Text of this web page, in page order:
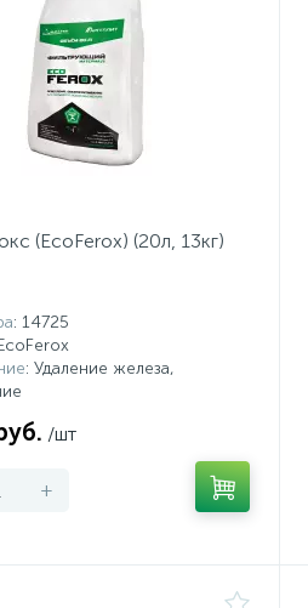
(EcoFerox) (20л, 13кг)
: 14725
: Удаление железа,
/шт
+